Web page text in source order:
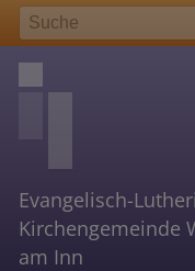
Direkt
zum
Inhalt
Evangelisch-
Kirchengemeinde
am Inn